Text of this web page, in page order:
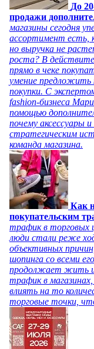
До
продажи
магазины сегодня
ассортимент есть,
но выручка не
роста? В
прямо в чеке
умение предложить
покупки. С
fashion-бизнеса
помощью
почему аксессуары
стратегическим
команда магазина.
Как
покупательским
трафик в торговых
люди стали реже
объективных
шопинга со всеми
продолжает жить и
трафик в
влиять на то
торговые точки,